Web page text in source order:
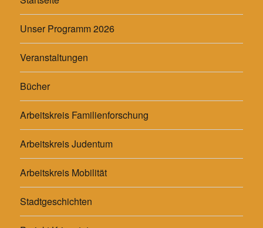
Unser Programm 2026
Veranstaltungen
Bücher
Arbeitskreis Familienforschung
Arbeitskreis Judentum
Arbeitskreis Mobilität
Stadtgeschichten